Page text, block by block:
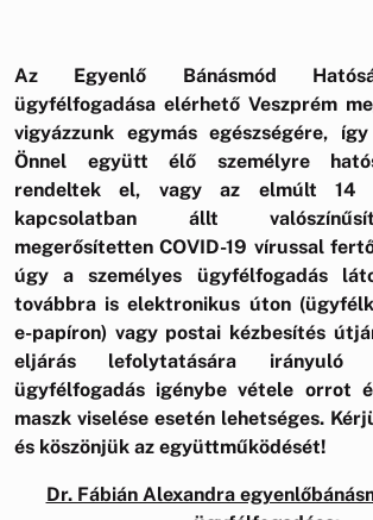
Az Egyenlő Bánásmód
ügyfélfogadása elérhető Veszprém
vigyázzunk egymás egészségére,
Önnel együtt élő személyre
rendeltek el, vagy az elmúlt 14
kapcsolatban állt
megerősítetten COVID-19 vírussal
úgy a személyes ügyfélfogadás
továbbra iselektronikus úton
e-papíron) vagy postai kézbesítés
eljárás lefolytatására irányuló
ügyfélfogadás igénybe vétele orrot
maszk viselése esetén lehetséges.
és köszönjük az együttműködését!
Dr. Fábián Alexandra